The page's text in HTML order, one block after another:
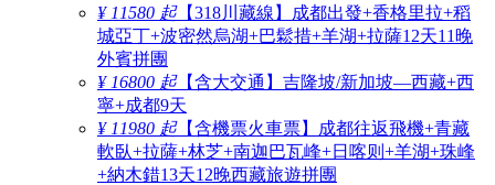
¥ 11580 起【318川藏線】成都出發+香格里拉+稻
城亞丁+波密然烏湖+巴鬆措+羊湖+拉薩12天11晚
外賓拼團
¥ 16800 起【含大交通】吉隆坡/新加坡—西藏+西
寧+成都9天
¥ 11980 起【含機票火車票】成都往返飛機+青藏
軟臥+拉薩+林芝+南迦巴瓦峰+日喀则+羊湖+珠峰
+納木錯13天12晚西藏旅遊拼團